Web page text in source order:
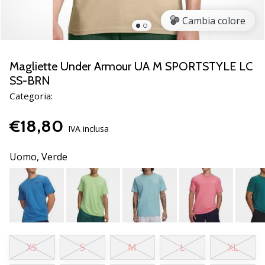
ambassador
Weplayvolleyball
un
fanatico
della
pallavolo
noi?
Unisciti
a
noi
come
marchio
Ambassador.
11. 8. 2022
•
Cambia colore
Magliette Under Armour UA M SPORTSTYLE LC
SS-BRN
Categoria:
€18,80 IVA inclusa
Uomo, Verde
XS S M L XL